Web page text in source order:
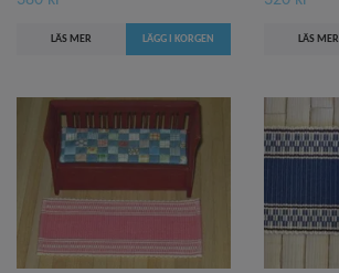
LÄS MER LÄS MER